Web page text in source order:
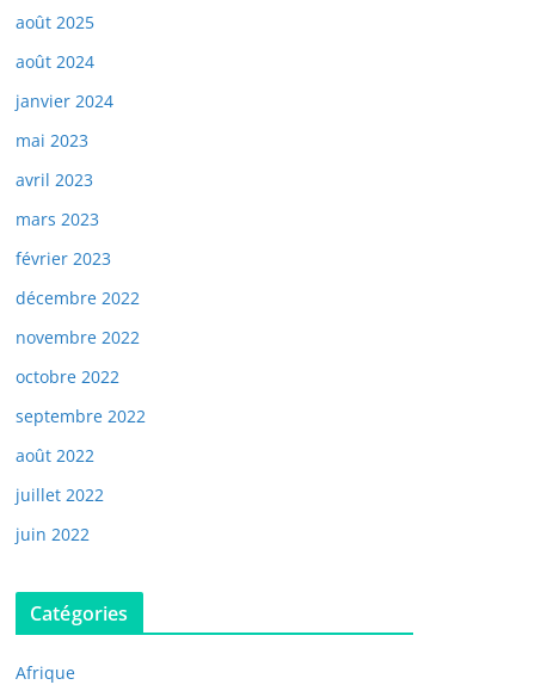
août 2025
août 2024
janvier 2024
mai 2023
avril 2023
mars 2023
février 2023
décembre 2022
novembre 2022
octobre 2022
septembre 2022
août 2022
juillet 2022
juin 2022
Catégories
Afrique